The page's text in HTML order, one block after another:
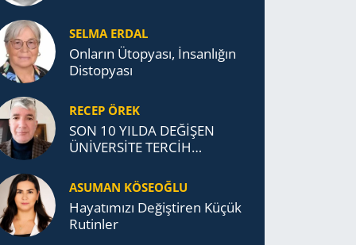
SELMA ERDAL
Onların Ütopyası, İnsanlığın
Distopyası
RECEP ÖREK
SON 10 YILDA DEĞİŞEN
ÜNİVERSİTE TERCİH
ASUMAN KÖSEOĞLU
Ha­ya­tı­mı­zı De­ğiş­ti­ren Küçük
Ru­tin­ler